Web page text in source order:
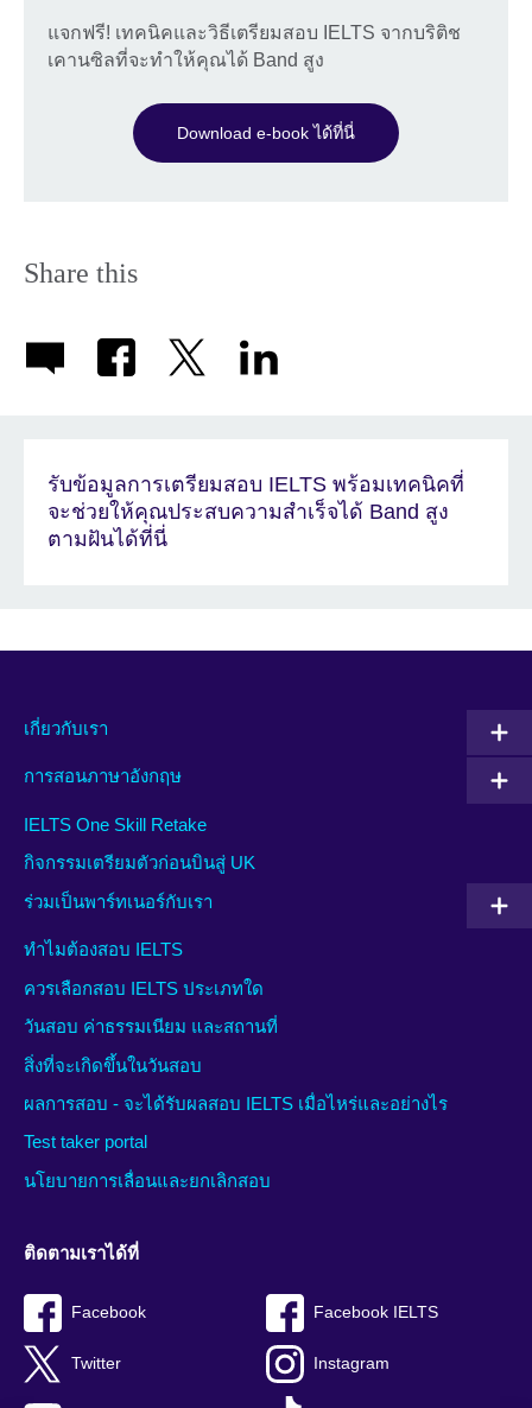
แจกฟรี! เทคนิคและวิธีเตรียมสอบ IELTS จากบริติช
เคานซิลที่จะทำให้คุณได้ Band สูง
Download e-book ได้ที่นี่
Share this
รับข้อมูลการเตรียมสอบ IELTS พร้อมเทคนิคที่
จะช่วยให้คุณประสบความสำเร็จได้ Band สูง
ตามฝันได้ที่นี่
เกี่ยวกับเรา
การสอนภาษาอังกฤษ
IELTS One Skill Retake
กิจกรรมเตรียมตัวก่อนบินสู่ UK
ร่วมเป็นพาร์ทเนอร์กับเรา
ทำไมต้องสอบ IELTS
ควรเลือกสอบ IELTS ประเภทใด
วันสอบ ค่าธรรมเนียม และสถานที่
สิ่งที่จะเกิดขึ้นในวันสอบ
ผลการสอบ - จะได้รับผลสอบ IELTS เมื่อไหร่และอย่างไร
Test taker portal
นโยบายการเลื่อนและยกเลิกสอบ
ติดตามเราได้ที่
Facebook Facebook IELTS
Twitter Instagram